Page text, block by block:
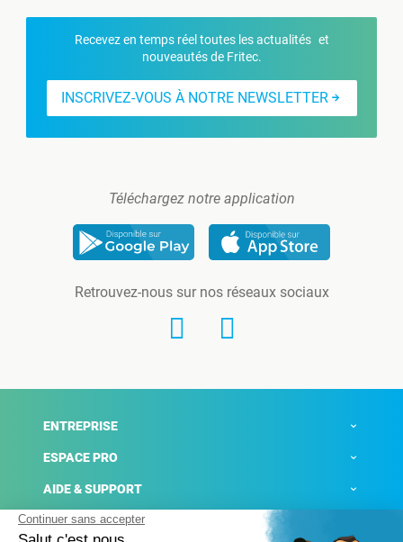
Recevez en temps réel toutes les actualités et
nouveautés de Fritec.
INSCRIVEZ-VOUS À NOTRE NEWSLETTER
Téléchargez notre application
Retrouvez-nous sur nos réseaux sociaux
ENTREPRISE
ESPACE PRO
AIDE & SUPPORT
ACTUALITÉS